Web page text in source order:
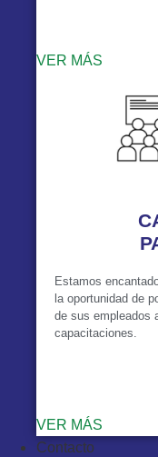
VER MÁS
Estamos
la oportunidad de
de sus empleados
capacitaciones.
VER MÁS
Contacto